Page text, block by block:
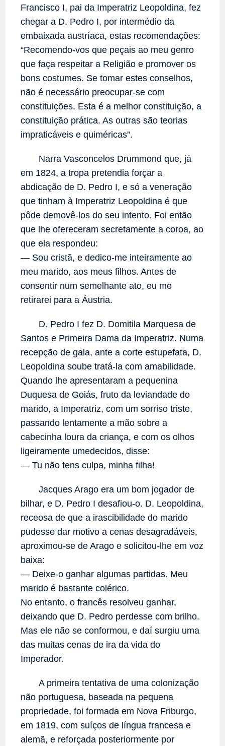
Francisco I, pai da Imperatriz Leopoldina, fez
chegar a D. Pedro I, por intermédio da
embaixada austríaca, estas recomendações:
“Recomendo-vos que peçais ao meu genro
que faça respeitar a Religião e promover os
bons costumes. Se tomar estes conselhos,
não é necessário preocupar-se com
constituições. Esta é a melhor constituição, a
constituição prática. As outras são teorias
impraticáveis e quiméricas”.
Narra Vasconcelos Drummond que, já
em 1824, a tropa pretendia forçar a
abdicação de D. Pedro I, e só a veneração
que tinham à Imperatriz Leopoldina é que
pôde demovê-los do seu intento. Foi então
que lhe ofereceram secretamente a coroa, ao
que ela respondeu:
— Sou cristã, e dedico-me inteiramente ao
meu marido, aos meus filhos. Antes de
consentir num semelhante ato, eu me
retirarei para a Áustria.
D. Pedro I fez D. Domitila Marquesa de
Santos e Primeira Dama da Imperatriz. Numa
recepção de gala, ante a corte estupefata, D.
Leopoldina soube tratá-la com amabilidade.
Quando lhe apresentaram a pequenina
Duquesa de Goiás, fruto da leviandade do
marido, a Imperatriz, com um sorriso triste,
passando lentamente a mão sobre a
cabecinha loura da criança, e com os olhos
ligeiramente umedecidos, disse:
— Tu não tens culpa, minha filha!
Jacques Arago era um bom jogador de
bilhar, e D. Pedro I desafiou-o. D. Leopoldina,
receosa de que a irascibilidade do marido
pudesse dar motivo a cenas desagradáveis,
aproximou-se de Arago e solicitou-lhe em voz
baixa:
— Deixe-o ganhar algumas partidas. Meu
marido é bastante colérico.
No entanto, o francês resolveu ganhar,
deixando que D. Pedro perdesse com brilho.
Mas ele não se conformou, e daí surgiu uma
das muitas cenas de ira da vida do
Imperador.
A primeira tentativa de uma colonização
não portuguesa, baseada na pequena
propriedade, foi formada em Nova Friburgo,
em 1819, com suíços de língua francesa e
alemã, e reforçada posteriormente por